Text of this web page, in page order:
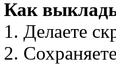
Как
1. Делаете
2.